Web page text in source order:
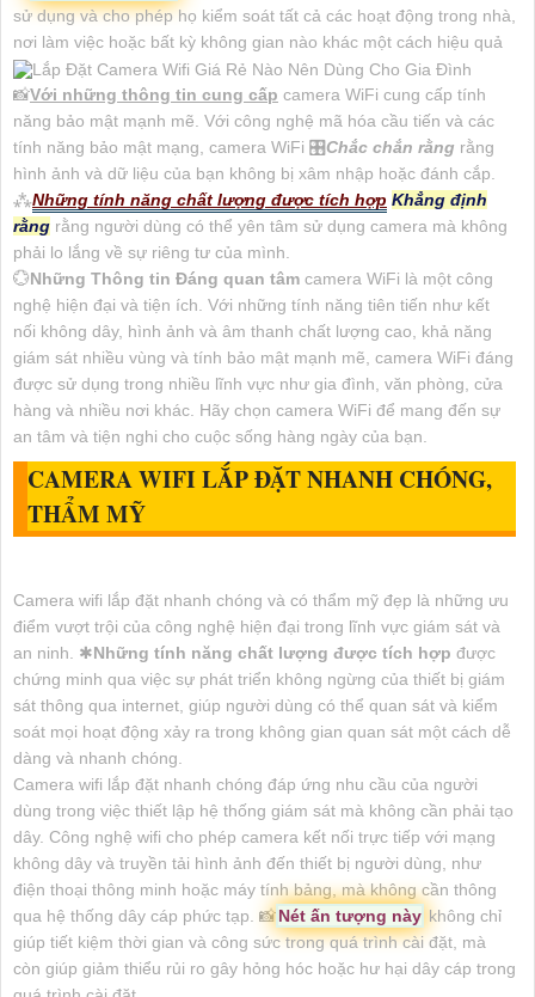
sử dụng và cho phép họ kiểm soát tất cả các hoạt động trong nhà,
nơi làm việc hoặc bất kỳ không gian nào khác một cách hiệu quả
📸Với những thông tin cung cấp camera WiFi cung cấp tính
năng bảo mật mạnh mẽ. Với công nghệ mã hóa cầu tiến và các
tính năng bảo mật mạng, camera WiFi 🎛Chắc chắn rằng rằng
hình ảnh và dữ liệu của bạn không bị xâm nhập hoặc đánh cắp.
⁂Những tính năng chất lượng được tích hợp Khẳng định
rằng rằng người dùng có thể yên tâm sử dụng camera mà không
phải lo lắng về sự riêng tư của mình.
💮Những Thông tin Đáng quan tâm camera WiFi là một công
nghệ hiện đại và tiện ích. Với những tính năng tiên tiến như kết
nối không dây, hình ảnh và âm thanh chất lượng cao, khả năng
giám sát nhiều vùng và tính bảo mật mạnh mẽ, camera WiFi đáng
được sử dụng trong nhiều lĩnh vực như gia đình, văn phòng, cửa
hàng và nhiều nơi khác. Hãy chọn camera WiFi để mang đến sự
an tâm và tiện nghi cho cuộc sống hàng ngày của bạn.
CAMERA WIFI LẮP ĐẶT NHANH CHÓNG,
THẨM MỸ
Camera wifi lắp đặt nhanh chóng và có thẩm mỹ đẹp là những ưu
điểm vượt trội của công nghệ hiện đại trong lĩnh vực giám sát và
an ninh. ✱Những tính năng chất lượng được tích hợp được
chứng minh qua việc sự phát triển không ngừng của thiết bị giám
sát thông qua internet, giúp người dùng có thể quan sát và kiểm
soát mọi hoạt động xảy ra trong không gian quan sát một cách dễ
dàng và nhanh chóng.
Camera wifi lắp đặt nhanh chóng đáp ứng nhu cầu của người
dùng trong việc thiết lập hệ thống giám sát mà không cần phải tạo
dây. Công nghệ wifi cho phép camera kết nối trực tiếp với mạng
không dây và truyền tải hình ảnh đến thiết bị người dùng, như
điện thoại thông minh hoặc máy tính bảng, mà không cần thông
qua hệ thống dây cáp phức tạp. 📸Nét ấn tượng này không chỉ
giúp tiết kiệm thời gian và công sức trong quá trình cài đặt, mà
còn giúp giảm thiểu rủi ro gây hỏng hóc hoặc hư hại dây cáp trong